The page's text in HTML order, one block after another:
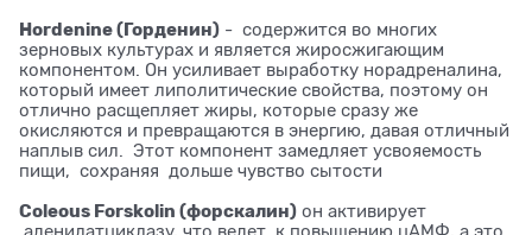
Hordenine (Горденин) - содержится во многих
зерновых культурах и является жиросжигающим
компонентом. Он усиливает выработку норадреналина,
который имеет липолитические свойства, поэтому он
отлично расщепляет жиры, которые сразу же
окисляются и превращаются в энергию, давая отличный
наплыв сил. Этот компонент замедляет усвояемость
пищи, сохраняя дольше чувство сытости
Сoleous Forskolin (форскалин) он активирует
аденилатциклазу, что ведет к повышению цАМФ, а это